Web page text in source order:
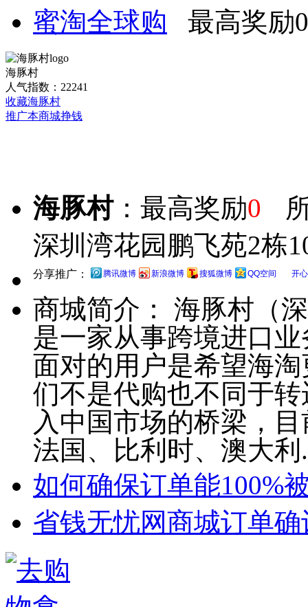
蜜淘全球购 最高奖励0
海豚村
人气指数：22241
收藏海豚村
推广本商城挣钱
海豚村：最高奖励0
深圳湾花园鹏飞苑2栋
分享推广： 腾讯微博 新浪微博 搜狐微博 QQ空间 开
商城简介：
海豚村（
是一家从事跨境进口
面对的用户是希望海
们不是代购也不同于
入中国市场的桥梁，
法国、比利时、澳大
如何确保订单能100%
省钱无忧网商城订单